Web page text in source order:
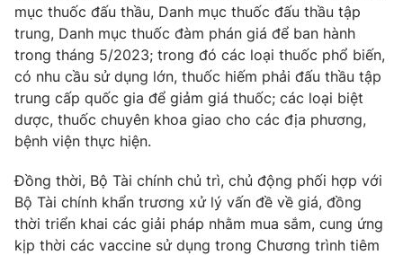
VTV Money VTV Thể thao
VTV Sức khoẻ Bất động sản
Thị trường 24h
VTV4 Vươn mình bằng AI
VTV9 VTV8
mục thuốc đấu thầu, Danh mục thuốc đấu thầu tập
trung, Danh mục thuốc đàm phán giá để ban hành
trong tháng 5/2023; trong đó các loại thuốc phổ biến,
có nhu cầu sử dụng lớn, thuốc hiếm phải đấu thầu tập
trung cấp quốc gia để giảm giá thuốc; các loại biệt
dược, thuốc chuyên khoa giao cho các địa phương,
bệnh viện thực hiện.
Đồng thời, Bộ Tài chính chủ trì, chủ động phối hợp với
Bộ Tài chính khẩn trương xử lý vấn đề về giá, đồng
thời triển khai các giải pháp nhằm mua sắm, cung ứng
kịp thời các vaccine sử dụng trong Chương trình tiêm